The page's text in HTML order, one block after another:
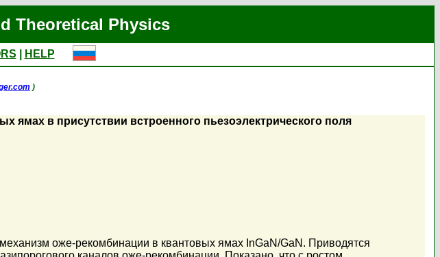
Theoretical Physics
HELP
)
ямах в присутствии встроенного пьезоэлектрического поля
оже-рекомбинации в квантовых ямах InGaN/GaN. Приводятся